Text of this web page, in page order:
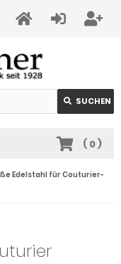
SUCHEN
( 0)
Edelstahl für Couturier-